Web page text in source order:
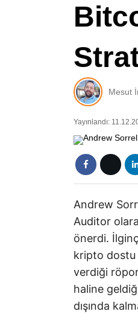
Mesut
Yayınlandı:
Andrew
Auditor
önerdi.
kripto dostu
verdiği
haline
dışında